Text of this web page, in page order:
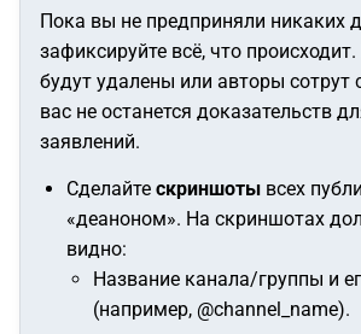
Пока вы не предприняли никаких
зафиксируйте всё, что
будут удалены или авторы сотрут
вас не останется доказательств
заявлений.
Сделайте скриншоты всех
«деаноном». На скриншотах
видно:
Название канала/группы и
(например, @channel_name).